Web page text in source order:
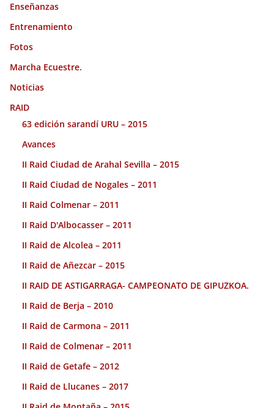
Enseñanzas
Entrenamiento
Fotos
Marcha Ecuestre.
Noticias
RAID
63 edición sarandí URU – 2015
Avances
II Raid Ciudad de Arahal Sevilla – 2015
II Raid Ciudad de Nogales – 2011
II Raid Colmenar – 2011
II Raid D'Albocasser – 2011
II Raid de Alcolea – 2011
II Raid de Añezcar – 2015
II RAID DE ASTIGARRAGA- CAMPEONATO DE GIPUZKOA.
II Raid de Berja – 2010
II Raid de Carmona – 2011
II Raid de Colmenar – 2011
II Raid de Getafe – 2012
II Raid de Llucanes – 2017